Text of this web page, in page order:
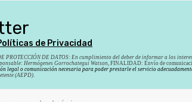
de Privacidad
PROTECCIÓN DE DATOS: En cumplimiento del deber de informar a los
Hermógenes Gorrochategui Watson, FINALIDAD: Envío de
legal o comunicación necesaria para poder prestarle el servicio
(AEPD).